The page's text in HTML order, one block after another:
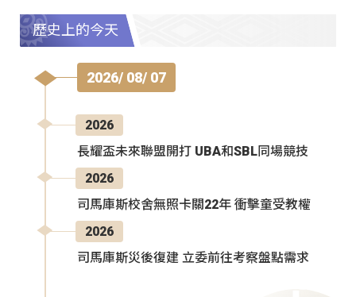
歷史上的今天
2026/ 08/ 07
2026
長耀盃未來聯盟開打 UBA和SBL同場競技
2026
司馬庫斯校舍無照卡關22年 衝擊童受教權
2026
司馬庫斯災後復建 立委前往考察盤點需求